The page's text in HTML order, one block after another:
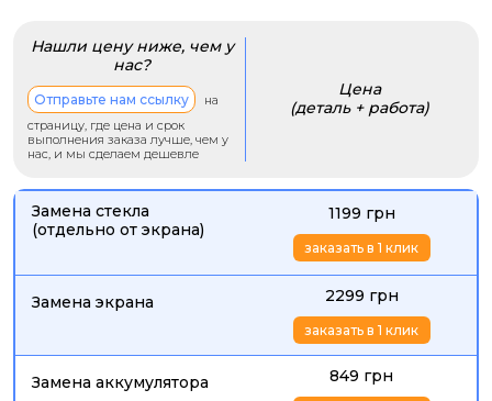
Нашли цену ниже, чем у
нас?
Отправьте нам ссылку
на
страницу, где цена и срок
выполнения заказа лучше, чем у
нас, и мы сделаем дешевле
Цена
(деталь + работа)
Замена стекла
(отдельно от экрана)
1199 грн
заказать в 1 клик
Замена экрана 2299 грн
заказать в 1 клик
Замена аккумулятора 849 грн